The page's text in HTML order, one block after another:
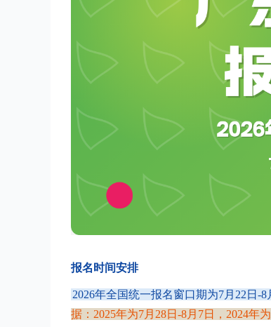
报名时间安排
2026年全国统一报名窗口期为7月22日-
据：2025年为7月28日-8月7日，2024年